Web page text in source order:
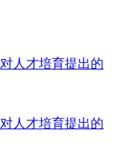
人才培育提出的
人才培育提出的